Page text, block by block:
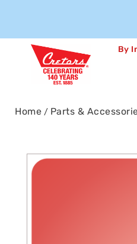
By
Home / Parts &